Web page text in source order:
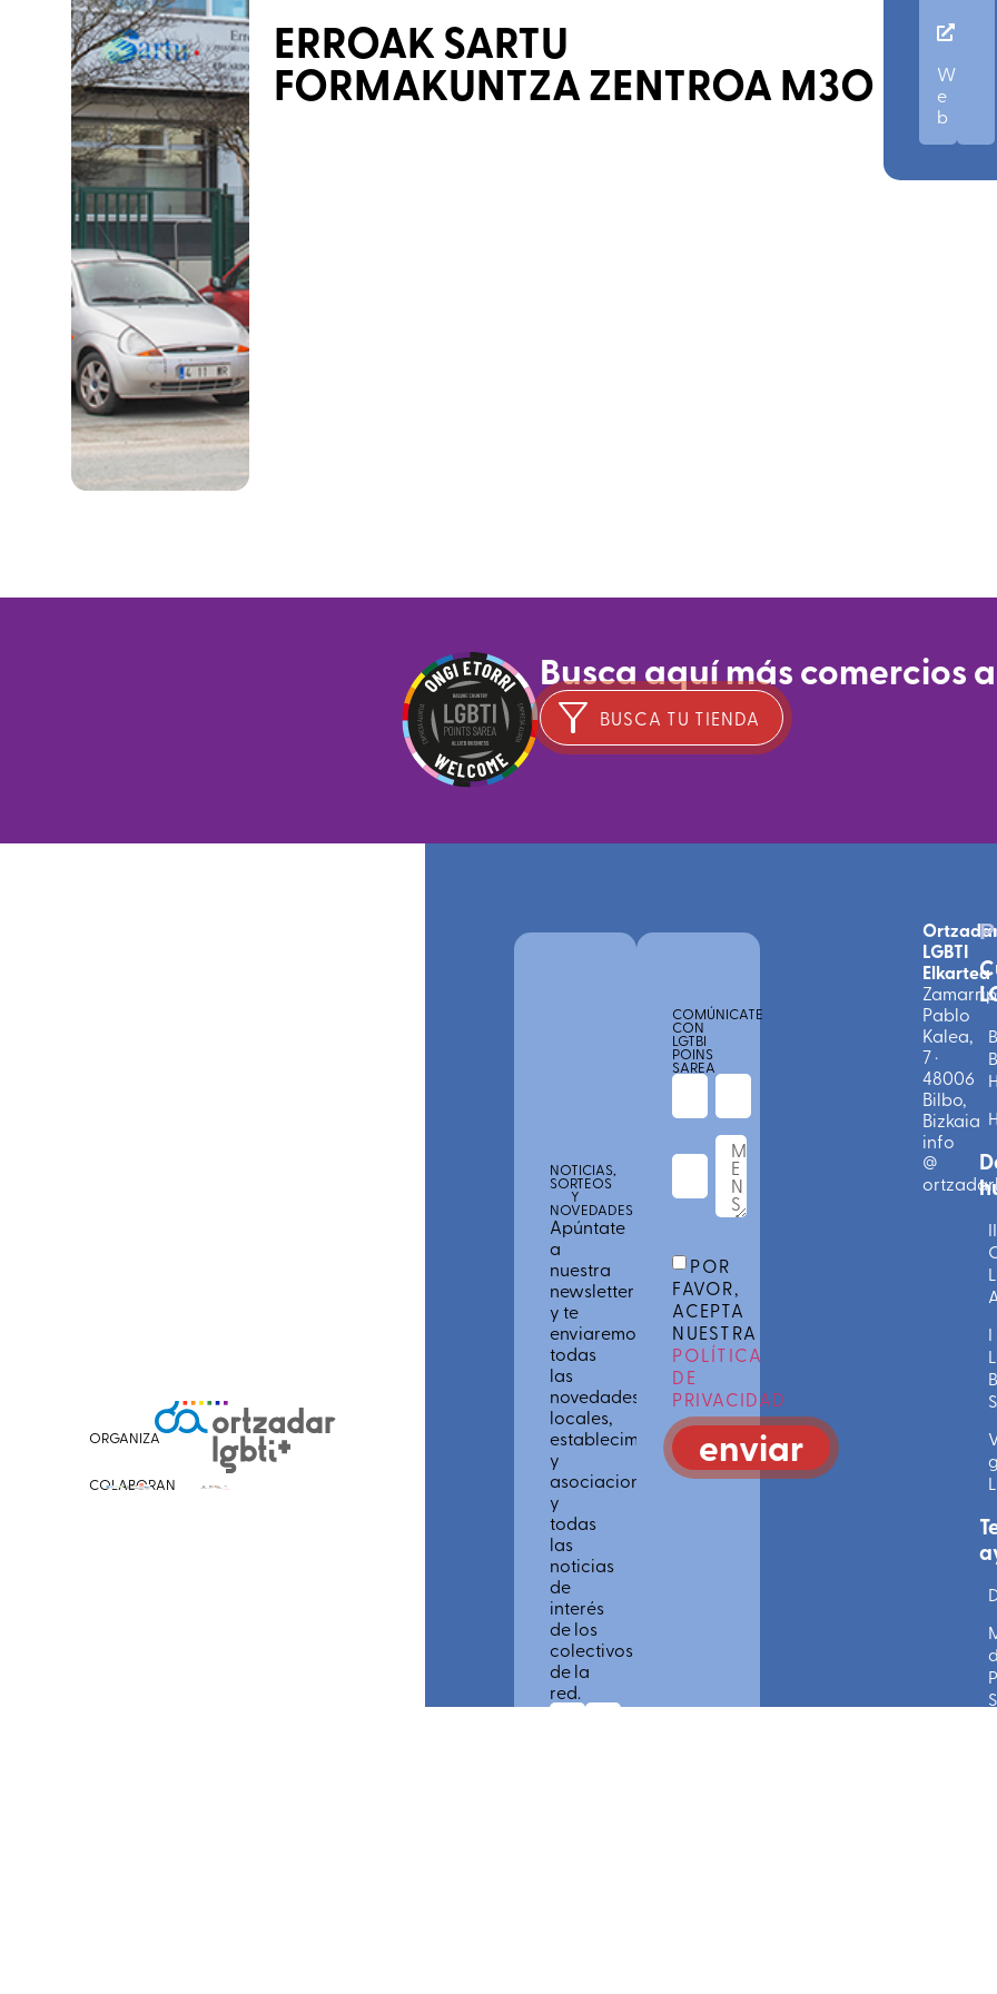
ERROAK SARTU
FORMAKUNTZA ZENTROA M3O
ASOCIACIONES
COMPÁRTELO:
W
e
b
Busca aquí más comercios
BUSCA TU TIENDA
ORGANIZA
COLABORAN
NOTICIAS,
SORTEOS
Y
NOVEDADES
Apúntate
a
nuestra
newsletter
y te
enviaremos
todas
las
novedades
locales,
establecimientos
y
asociaciones
y
todas
las
noticias
de
interés
de los
colectivos
de la
red.
COMÚNICATE
CON
LGTBI
POINS
SAREA
POR
FAVOR,
ACEPTA
NUESTRA
POLÍTICA
DE
PRIVACIDAD
enviar
LGBTI
Elkartea
Pablo
Kalea,
7 ·
48006
Bilbo,
Bizkaia
info
@
II
I